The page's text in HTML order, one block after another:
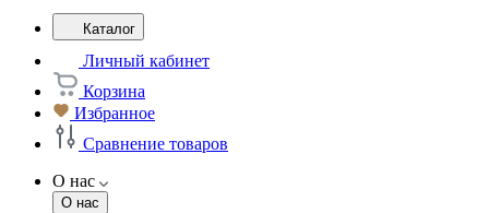
Каталог
Личный кабинет
Корзина
Избранное
Сравнение товаров
О нас
О нас